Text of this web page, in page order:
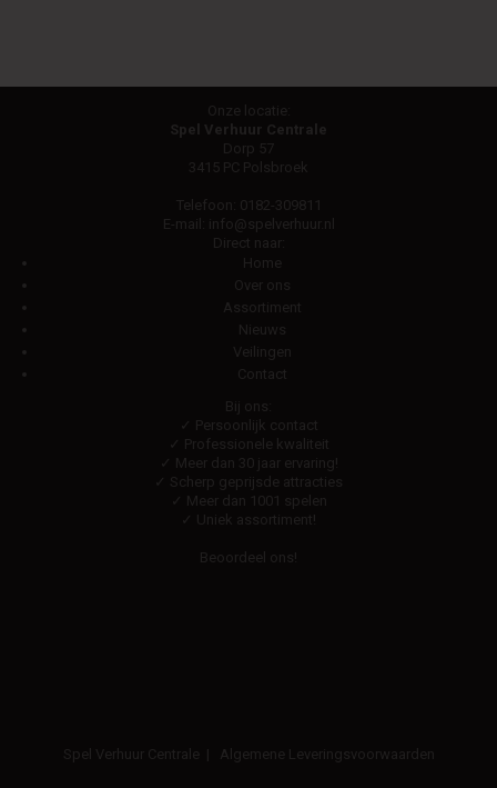
Onze locatie:
Spel Verhuur Centrale
Dorp 57
3415 PC Polsbroek
Telefoon: 0182-309811
E-mail: info@spelverhuur.nl
Direct naar:
Home
Over ons
Assortiment
Nieuws
Veilingen
Contact
Bij ons:
✓ Persoonlijk contact
✓ Professionele kwaliteit
✓ Meer dan 30 jaar ervaring!
✓ Scherp geprijsde attracties
✓ Meer dan 1001 spelen
✓ Uniek assortiment!
Beoordeel ons!
Spel Verhuur Centrale | Algemene Leveringsvoorwaarden